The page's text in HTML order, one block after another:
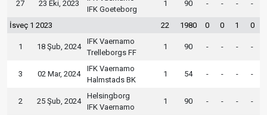
27 23 Eki, 2023
IFK Goeteborg
1 90 - - - -
İsveç 1 2023 22 1980 0 0 1 0
1 18 Şub, 2024
IFK Vaernamo
Trelleborgs FF
1 90 - - - -
3 02 Mar, 2024
IFK Vaernamo
Halmstads BK
1 54 - - - -
2 25 Şub, 2024
Helsingborg
IFK Vaernamo
1 90 - - - -